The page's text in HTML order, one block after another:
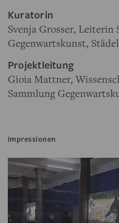
Kuratorin
Svenja Grosser, Leiterin
Gegenwartskunst,
Projektleitung
Gioia Mattner,
Sammlung
Impressionen